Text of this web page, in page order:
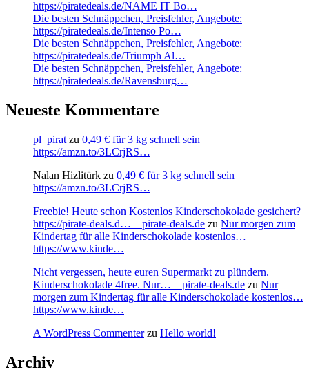
https://piratedeals.de/NAME IT Bo…
Die besten Schnäppchen, Preisfehler, Angebote:
https://piratedeals.de/Intenso Po…
Die besten Schnäppchen, Preisfehler, Angebote:
https://piratedeals.de/Triumph Al…
Die besten Schnäppchen, Preisfehler, Angebote:
https://piratedeals.de/Ravensburg…
Neueste Kommentare
pl_pirat zu 0,49 € für 3 kg schnell sein
https://amzn.to/3LCrjRS…
Nalan Hizlitürk zu 0,49 € für 3 kg schnell sein
https://amzn.to/3LCrjRS…
Freebie! Heute schon Kostenlos Kinderschokolade gesichert?
https://pirate-deals.d… – pirate-deals.de zu Nur morgen zum
Kindertag für alle Kinderschokolade kostenlos…
https://www.kinde…
Nicht vergessen, heute euren Supermarkt zu plündern.
Kinderschokolade 4free. Nur… – pirate-deals.de zu Nur
morgen zum Kindertag für alle Kinderschokolade kostenlos…
https://www.kinde…
A WordPress Commenterzu Hello world!
Archiv